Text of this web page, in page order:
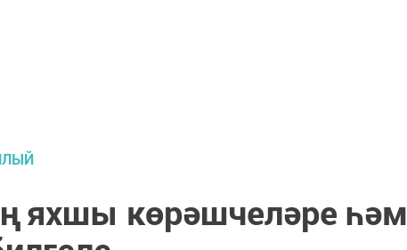
яхшы көрәшчеләре һәм